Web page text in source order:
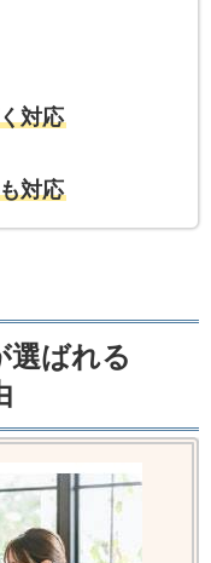
対応
対応
選ばれる